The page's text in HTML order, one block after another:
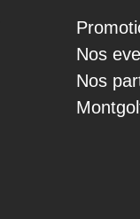
Nos
Nos